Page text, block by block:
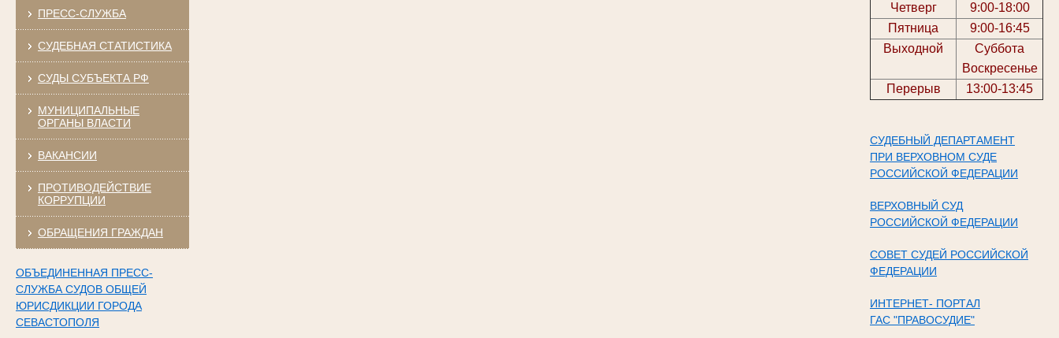
ПРЕСС-СЛУЖБА
СУДЕБНАЯ СТАТИСТИКА
СУДЫ СУБЪЕКТА РФ
МУНИЦИПАЛЬНЫЕ
ОРГАНЫ ВЛАСТИ
ВАКАНСИИ
ПРОТИВОДЕЙСТВИЕ
КОРРУПЦИИ
ОБРАЩЕНИЯ ГРАЖДАН
ОБЪЕДИНЕННАЯ ПРЕСС-
СЛУЖБА СУДОВ ОБЩЕЙ
ЮРИСДИКЦИИ ГОРОДА
СЕВАСТОПОЛЯ
Четверг
9:00-18:00
Пятница
9:00-16:45
Выходной
Суббота
Воскресенье
Перерыв
13:00-13:45
СУДЕБНЫЙ ДЕПАРТАМЕНТ
ПРИ ВЕРХОВНОМ СУДЕ
РОССИЙСКОЙ ФЕДЕРАЦИИ
ВЕРХОВНЫЙ СУД
РОССИЙСКОЙ ФЕДЕРАЦИИ
СОВЕТ СУДЕЙ РОССИЙСКОЙ
ФЕДЕРАЦИИ
ИНТЕРНЕТ- ПОРТАЛ
ГАС "ПРАВОСУДИЕ"